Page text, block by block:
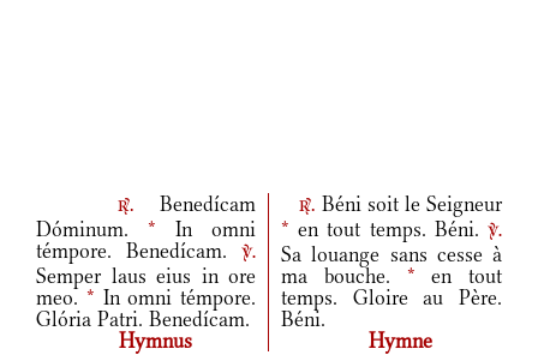
r.Benedícam
Dóminum. * In omni
témpore. Benedícam.
v.
Semper laus eius in ore
meo. * In omni témpore.
Glória Patri. Benedícam.
r. Béni soit le Seigneur
* en tout temps. Béni. v.
Sa louange sans cesse à
ma bouche. * en tout
temps. Gloire au Père.
Béni.
Hymnus
Hymne